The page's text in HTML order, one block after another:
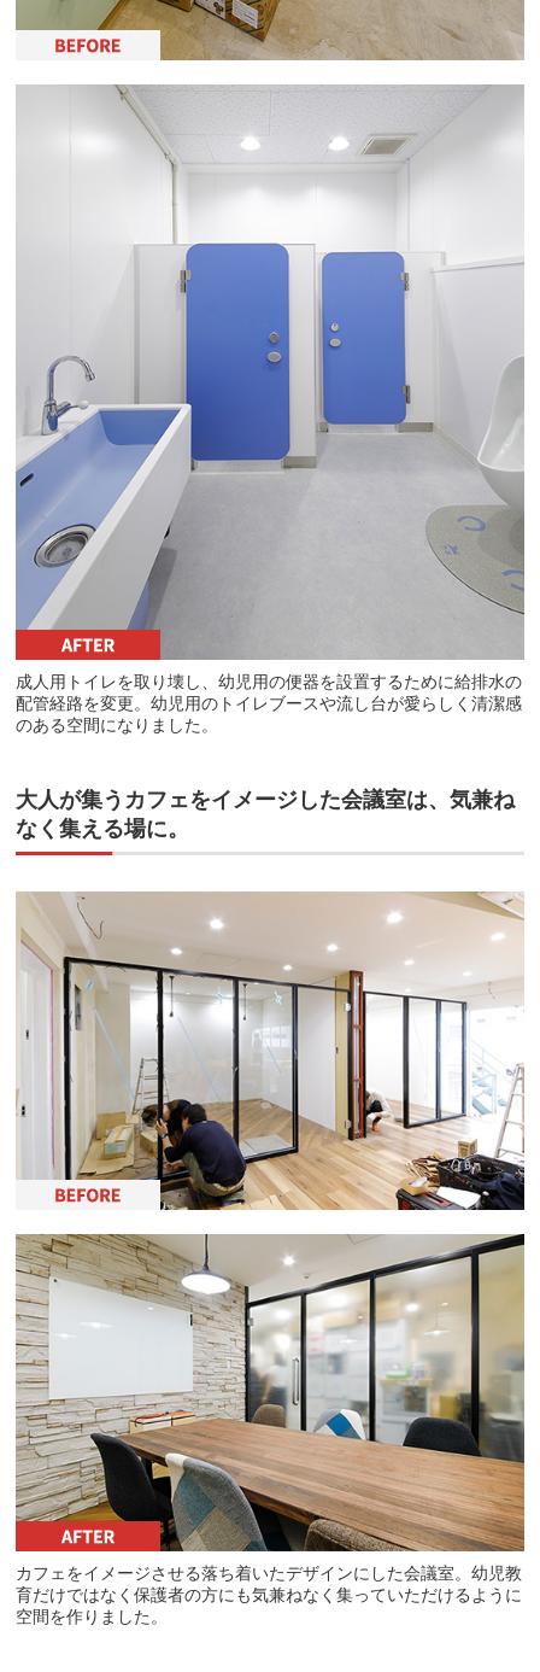
成人用トイレを取り壊し、幼児用の便器を設置するために給排水の
配管経路を変更。幼児用のトイレブースや流し台が愛らしく清潔感
のある空間になりました。
大人が集うカフェをイメージした会議室は、気兼ね
なく集える場に。
カフェをイメージさせる落ち着いたデザインにした会議室。幼児教
育だけではなく保護者の方にも気兼ねなく集っていただけるように
空間を作りました。